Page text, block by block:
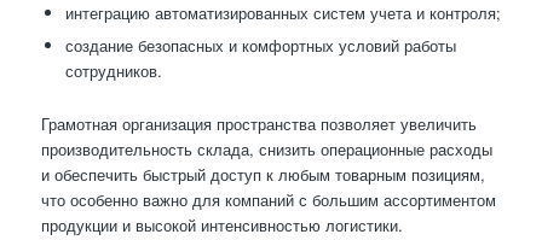
интеграцию автоматизированных систем учета и контроля;
создание безопасных и комфортных условий работы
сотрудников.
Грамотная организация пространства позволяет увеличить
производительность склада, снизить операционные расходы
и обеспечить быстрый доступ к любым товарным позициям,
что особенно важно для компаний с большим ассортиментом
продукции и высокой интенсивностью логистики.